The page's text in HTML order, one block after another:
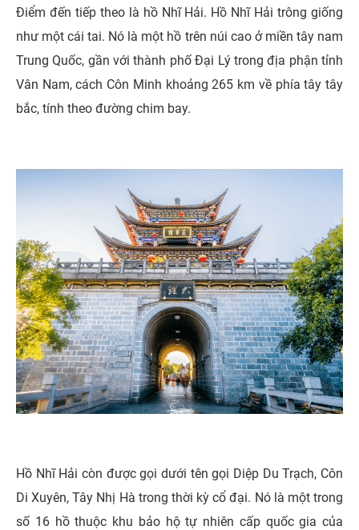
Điểm đến tiếp theo là hồ Nhĩ Hải. Hồ Nhĩ Hải trông giống
như một cái tai. Nó là một hồ trên núi cao ở miền tây nam
Trung Quốc, gần với thành phố Đại Lý trong địa phận tỉnh
Vân Nam, cách Côn Minh khoảng 265 km về phía tây tây
bắc, tính theo đường chim bay.
Hồ Nhĩ Hải còn được gọi dưới tên gọi Diệp Du Trạch, Côn
Di Xuyên, Tây Nhị Hà trong thời kỳ cổ đại. Nó là một trong
số 16 hồ thuộc khu bảo hộ tự nhiên cấp quốc gia của